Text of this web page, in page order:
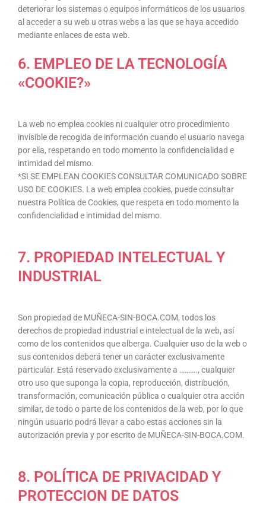
deteriorar los sistemas o equipos informáticos de los usuarios
al acceder a su web u otras webs a las que se haya accedido
mediante enlaces de esta web.
6. EMPLEO DE LA TECNOLOGÍA
«COOKIE?»
La web no emplea cookies ni cualquier otro procedimiento
invisible de recogida de información cuando el usuario navega
por ella, respetando en todo momento la confidencialidad e
intimidad del mismo.
*SI SE EMPLEAN COOKIES CONSULTAR COMUNICADO SOBRE
USO DE COOKIES. La web emplea cookies, puede consultar
nuestra Política de Cookies, que respeta en todo momento la
confidencialidad e intimidad del mismo.
7. PROPIEDAD INTELECTUAL Y
INDUSTRIAL
Son propiedad de MUÑECA-SIN-BOCA.COM, todos los
derechos de propiedad industrial e intelectual de la web, así
como de los contenidos que alberga. Cualquier uso de la web o
sus contenidos deberá tener un carácter exclusivamente
particular. Está reservado exclusivamente a ………., cualquier
otro uso que suponga la copia, reproducción, distribución,
transformación, comunicación pública o cualquier otra acción
similar, de todo o parte de los contenidos de la web, por lo que
ningún usuario podrá llevar a cabo estas acciones sin la
autorización previa y por escrito de MUÑECA-SIN-BOCA.COM.
8. POLÍTICA DE PRIVACIDAD Y
PROTECCION DE DATOS